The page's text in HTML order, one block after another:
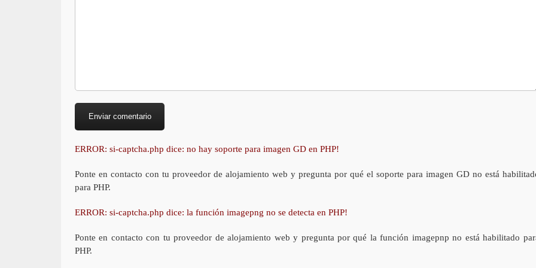
ERROR: si-captcha.php dice: no hay soporte para imagen GD en PHP!
Ponte en contacto con tu proveedor de alojamiento web y pregunta por qué el soporte para imagen GD no está
para PHP.
ERROR: si-captcha.php dice: la función imagepng no se detecta en PHP!
Ponte en contacto con tu proveedor de alojamiento web y pregunta por qué la función imagepnp no está habilitado
PHP.